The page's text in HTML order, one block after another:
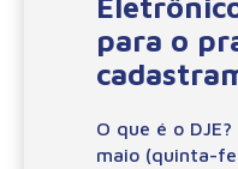
para o
O que é o
maio (quinta-